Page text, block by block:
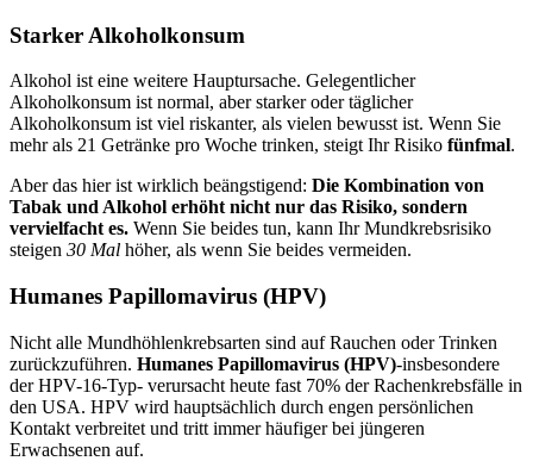
Starker Alkoholkonsum
Alkohol ist eine weitere Hauptursache. Gelegentlicher
Alkoholkonsum ist normal, aber starker oder täglicher
Alkoholkonsum ist viel riskanter, als vielen bewusst ist. Wenn Sie
mehr als 21 Getränke pro Woche trinken, steigt Ihr Risiko fünfmal.
Aber das hier ist wirklich beängstigend: Die Kombination von
Tabak und Alkohol erhöht nicht nur das Risiko, sondern
vervielfacht es. Wenn Sie beides tun, kann Ihr Mundkrebsrisiko
steigen 30 Mal höher, als wenn Sie beides vermeiden.
Humanes Papillomavirus (HPV)
Nicht alle Mundhöhlenkrebsarten sind auf Rauchen oder Trinken
zurückzuführen. Humanes Papillomavirus (HPV)-insbesondere
der HPV-16-Typ- verursacht heute fast 70% der Rachenkrebsfälle in
den USA. HPV wird hauptsächlich durch engen persönlichen
Kontakt verbreitet und tritt immer häufiger bei jüngeren
Erwachsenen auf.